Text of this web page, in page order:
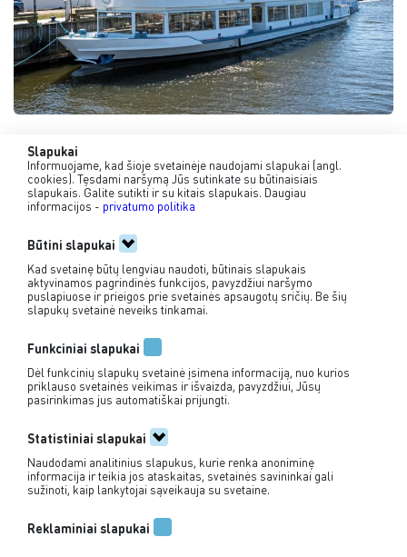
AURORA
iki 250 keleivių
info@jovila.lt
Pirkimo taisyklės
Privatumo politika
© 2026 UAB „Jovila“
Slapukai
Informuojame, kad šioje svetainėje naudojami slapukai (angl.
cookies). Tęsdami naršymą Jūs sutinkate su būtinaisiais
slapukais. Galite sutikti ir su kitais slapukais. Daugiau
informacijos - privatumo politika
Būtini slapukai
Kad svetainę būtų lengviau naudoti, būtinais slapukais
aktyvinamos pagrindinės funkcijos, pavyzdžiui naršymo
puslapiuose ir prieigos prie svetainės apsaugotų sričių. Be šių
slapukų svetainė neveiks tinkamai.
Funkciniai slapukai
Dėl funkcinių slapukų svetainė įsimena informaciją, nuo kurios
priklauso svetainės veikimas ir išvaizda, pavyzdžiui, Jūsų
pasirinkimas jus automatiškai prijungti.
Statistiniai slapukai
Naudodami analitinius slapukus, kurie renka anoniminę
informacija ir teikia jos ataskaitas, svetainės savininkai gali
sužinoti, kaip lankytojai sąveikauja su svetaine.
Reklaminiai slapukai